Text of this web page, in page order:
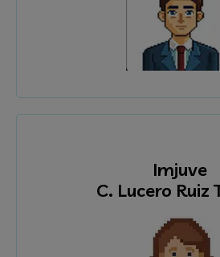
Imjuve
C. Lucero Ruiz